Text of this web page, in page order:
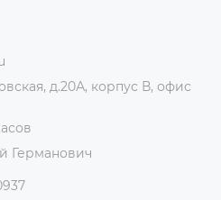
д.20А, корпус В, офис
Германович